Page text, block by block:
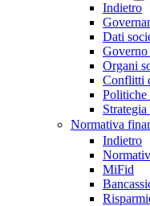
Indietro
Dati
Governo
Organi
Conflitti
Politiche
Normativa
Indietro
MiFid